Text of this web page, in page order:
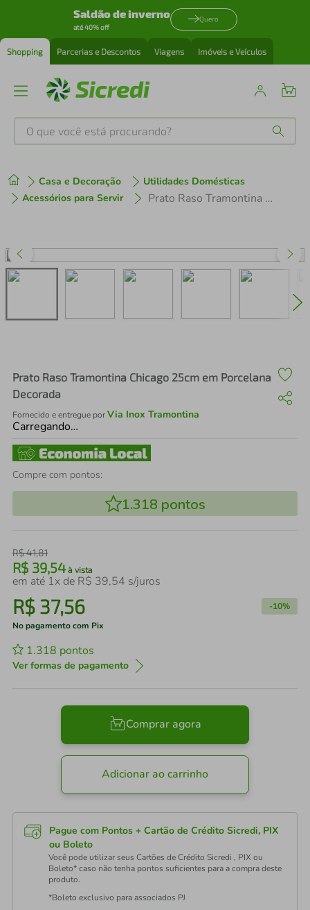
Saldão de inverno
até 40% off
Quero
Shopping Parcerias e Descontos Viagens Imóveis e Veículos
O que você está procurando?
Casa e Decoração
Utilidades Domésticas
Acessórios para Servir
Prato Raso Tramontina Chicago 25cm em Porcelana Decorada
Prato Raso Tramontina Chicago 25cm em Porcelana
Decorada
Fornecido e entregue porVia Inox Tramontina
Carregando…
Compre com pontos:
1.318 pontos
R$41,81
R$ 39,54 à vista
em até 1x de R$ 39,54 s/juros
R$ 37,56 -10%
No pagamento com Pix
1.318 pontos
Ver formas de pagamento
Comprar agora
Adicionar ao carrinho
Pague com Pontos + Cartão de Crédito Sicredi, PIX
ou Boleto
Você pode utilizar seus Cartões de Crédito Sicredi , PIX ou
Boleto* caso não tenha pontos suficientes para a compra deste
produto.
*Boleto exclusivo para associados PJ
1º tenis
3º perfume